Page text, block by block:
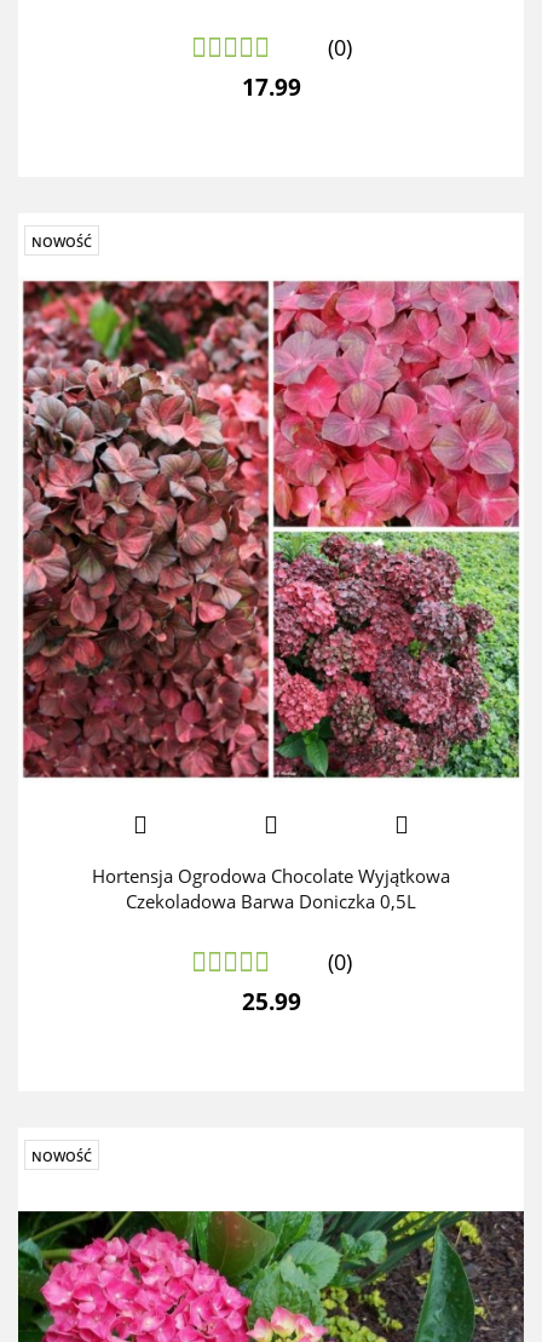
(0)
17.99
NOWOŚĆ
Hortensja Ogrodowa Chocolate Wyjątkowa
Czekoladowa Barwa Doniczka 0,5L
(0)
25.99
NOWOŚĆ